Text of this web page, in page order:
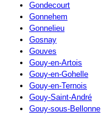
Gondecourt
Gonnehem
Gonnelieu
Gosnay
Gouves
Gouy-en-Artois
Gouy-en-Gohelle
Gouy-en-Ternois
Gouy-Saint-André
Gouy-sous-Bellonne